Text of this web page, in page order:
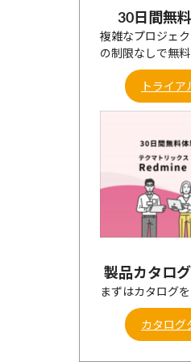
30日間無
複雑なプロジェ
の制限なしで無料
トライ
製品カタロ
まずはカタログ
カタログ